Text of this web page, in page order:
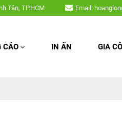
nổi inox, hộp đèn, mặt dựng alu,
Tân, TP.HCM Email:
CÁO IN ẤN GIA